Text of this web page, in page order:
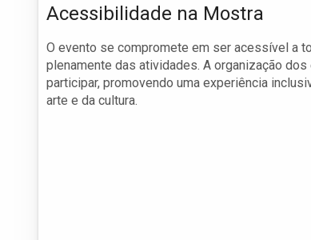
Acessibilidade na Mostra
O evento se compromete em ser acessível a
plenamente das atividades. A organização
participar, promovendo uma experiência
arte e da cultura.